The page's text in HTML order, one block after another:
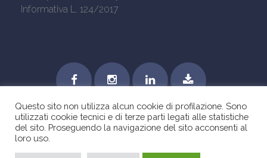
Informativa L. 124/2017
Questo sito non utilizza alcun cookie di profilazione. Sono
utilizzati cookie tecnici e di terze parti legati alle statistiche
del sito. Proseguendo la navigazione del sito acconsenti al
loro uso.